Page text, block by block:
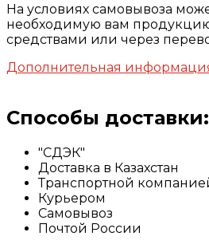
На условиях самовывоза
необходимую вам
средствами или через
Дополнительная
Способы доставки:
"СДЭК"
Доставка в Казахстан
Транспортной
Курьером
Самовывоз
Почтой России